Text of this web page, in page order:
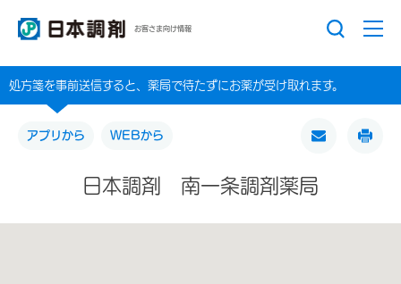
お客さま向け情報
処方箋を事前送信すると、薬局で待たずにお薬が受け取れます。
アプリから WEBから
日本調剤 南一条調剤薬局